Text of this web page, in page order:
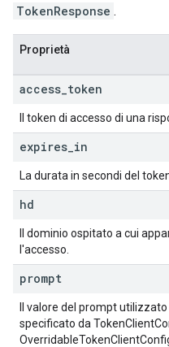
TokenResponse .
Proprietà
access token
Il token di accesso di una
expires in
La durata in secondi del
hd
Il dominio ospitato a cui
l'accesso.
prompt
Il valore del prompt
specificato da